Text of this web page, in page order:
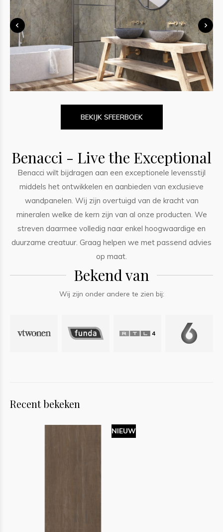
BEKIJK SFEERBOEK
Benacci - Live the Exceptional
Benacci wilt bijdragen aan een exceptionele levensstijl
middels het ontwikkelen en aanbieden van exclusieve
wandpanelen. Wij zijn overtuigd van de kracht van
mineralen welke de kern zijn van al onze producten. We
streven daarmee volledig naar enkel hoogwaardige en
duurzame creatuur. Graag helpen we met passend advies
op maat.
Bekend van
Wij zijn onder andere te zien bij:
Recent bekeken
NIEUW